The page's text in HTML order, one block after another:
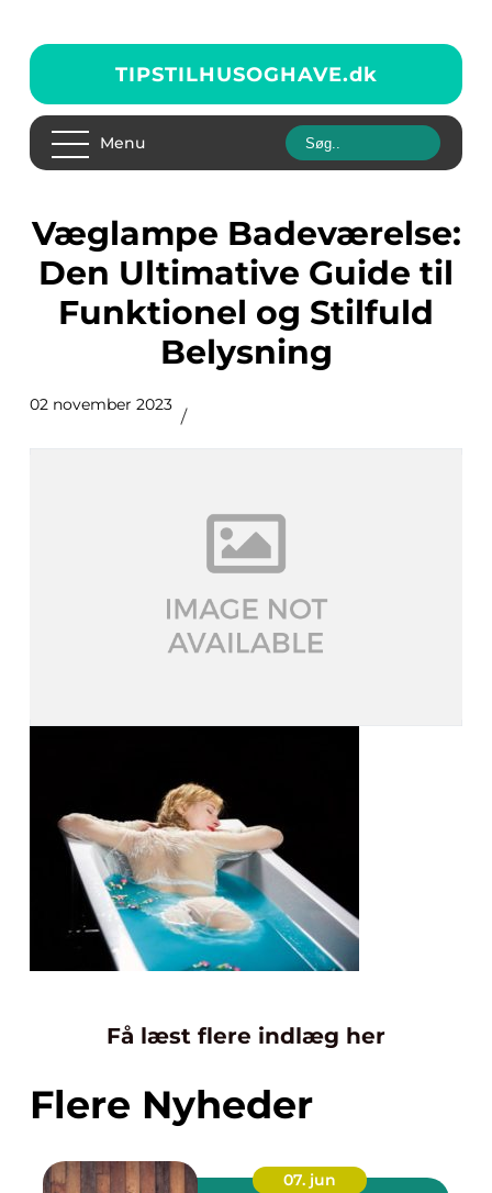
TIPSTILHUSOGHAVE.dk
Menu
Væglampe Badeværelse:
Den Ultimative Guide til
Funktionel og Stilfuld
Belysning
02 november 2023
Få læst flere indlæg her
Flere Nyheder
07. jun